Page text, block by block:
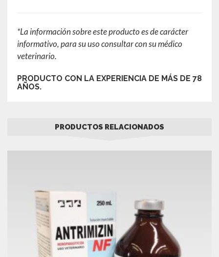
*La información sobre este producto es de carácter
informativo, para su uso consultar con su médico
veterinario.
PRODUCTO CON LA EXPERIENCIA DE MÁS DE 78
AÑOS.
PRODUCTOS RELACIONADOS